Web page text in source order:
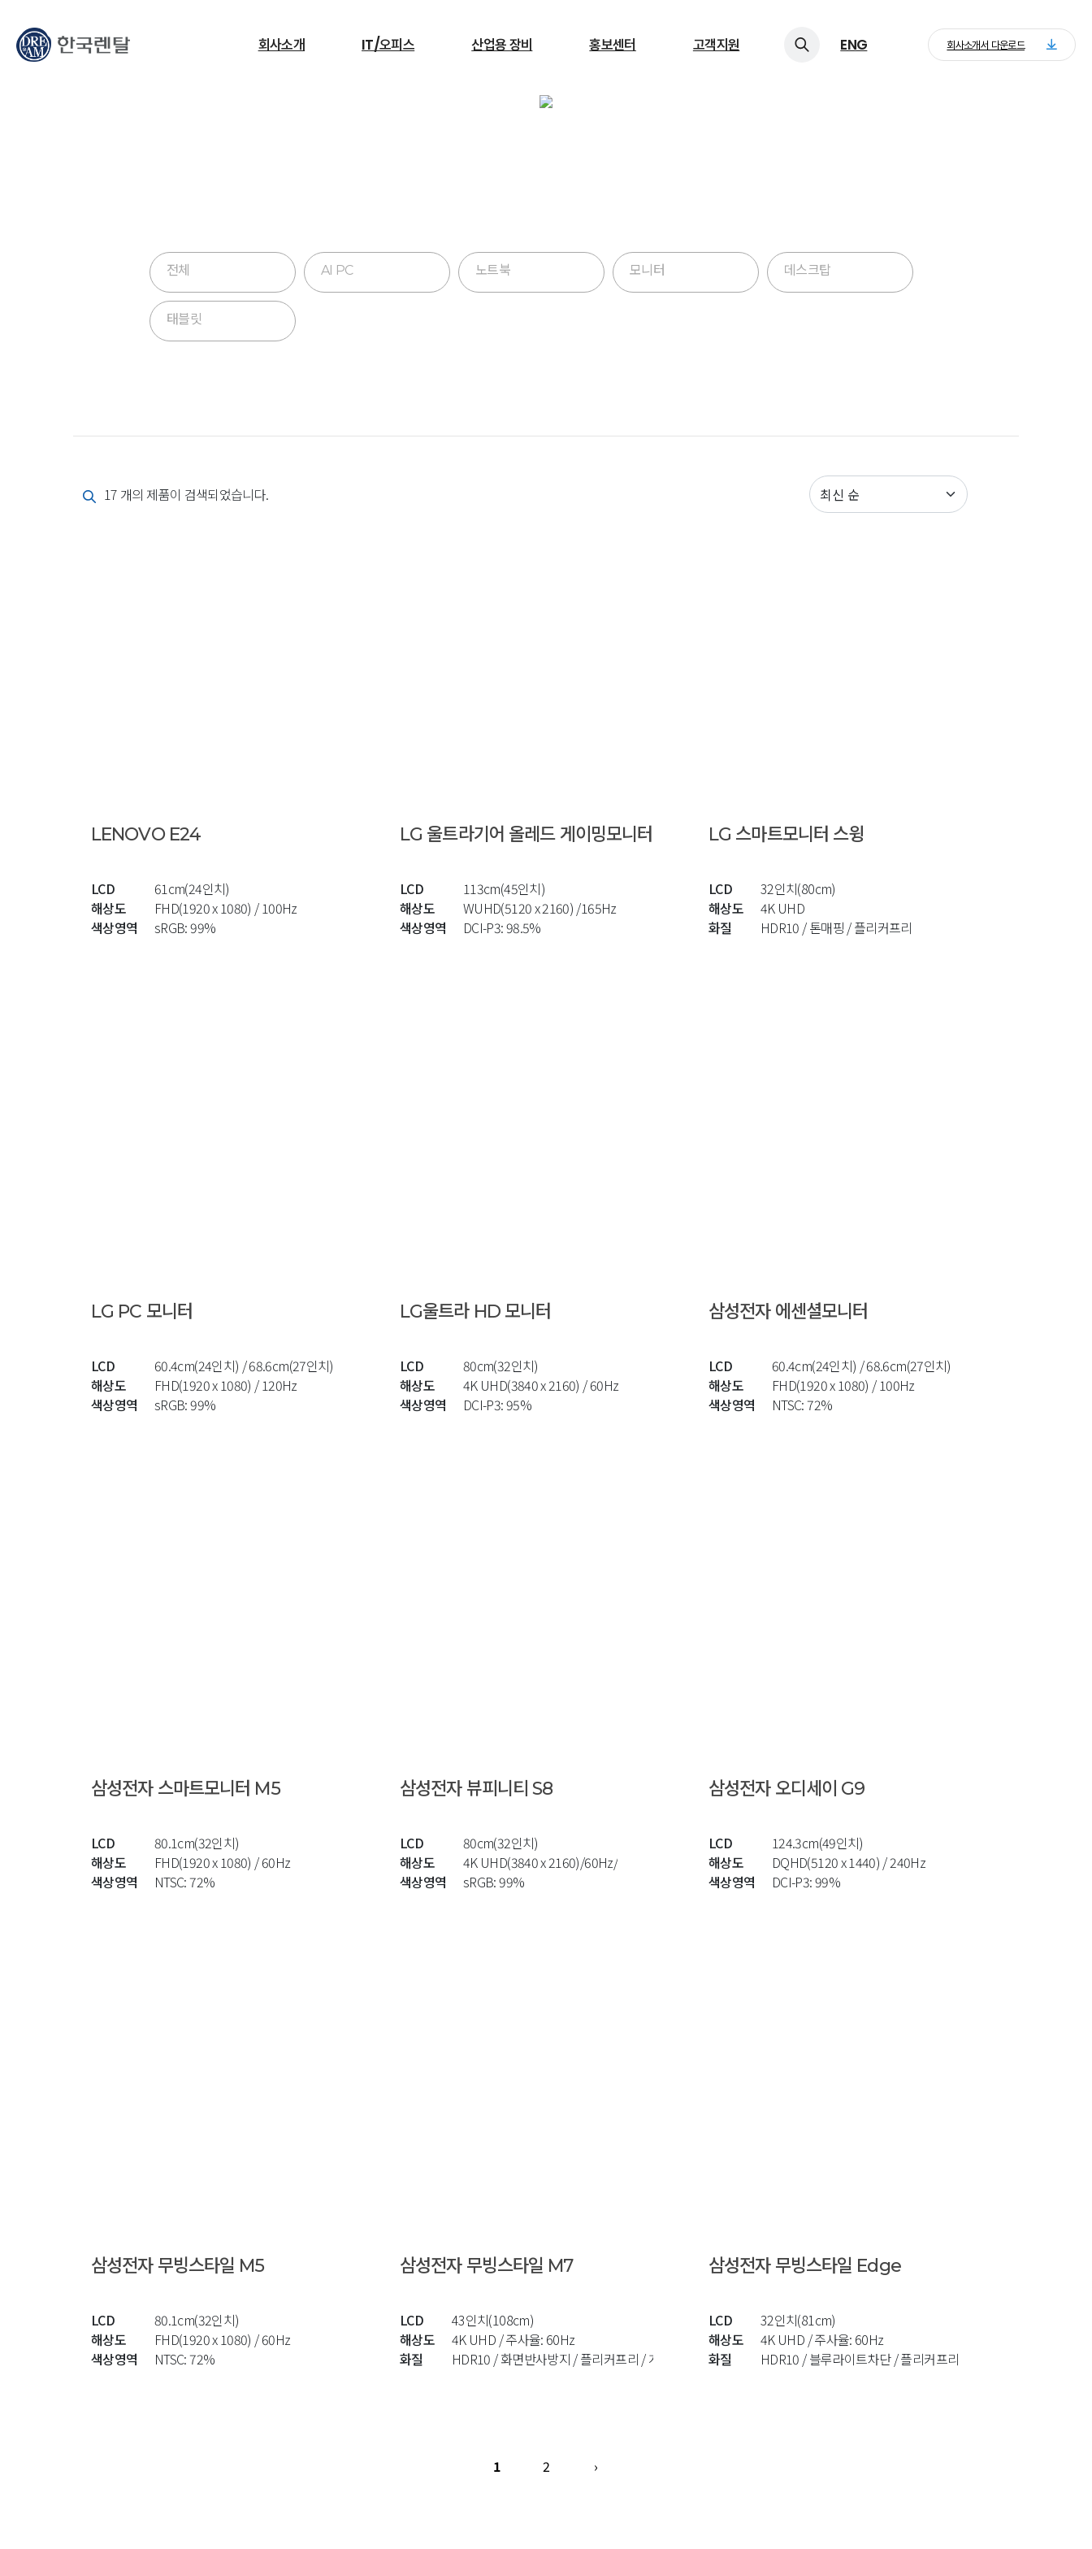
회사소개 IT/오피스 산업용 장비 홍보센터 고객지원 ENG
무엇을 찾고 계신가요? 회사소개서 다운로드
전체 AI PC 노트북 모니터 데스크탑
태블릿
17 개의 제품이 검색되었습니다.
LENOVO E24
LCD
61cm(24인치)
해상도
FHD(1920 x 1080) / 100Hz
색상영역
sRGB: 99%
LG 울트라기어 올레드 게이밍모니터
LCD
113cm(45인치)
해상도
WUHD(5120 x 2160) /165Hz
색상영역
DCI-P3: 98.5%
LG 스마트모니터 스윙
LCD
32인치(80cm)
해상도
4K UHD
화질
HDR10 / 톤매핑 / 플리커프리
LG PC 모니터
LCD
60.4cm(24인치) / 68.6cm(27인치)
해상도
FHD(1920 x 1080) / 120Hz
색상영역
sRGB: 99%
LG울트라 HD 모니터
LCD
80cm(32인치)
해상도
4K UHD(3840 x 2160) / 60Hz
색상영역
DCI-P3: 95%
삼성전자 에센셜모니터
LCD
60.4cm(24인치) / 68.6cm(27인치)
해상도
FHD(1920 x 1080) / 100Hz
색상영역
NTSC: 72%
삼성전자 스마트모니터 M5
LCD
80.1cm(32인치)
해상도
FHD(1920 x 1080) / 60Hz
색상영역
NTSC: 72%
삼성전자 뷰피니티 S8
LCD
80cm(32인치)
해상도
4K UHD(3840 x 2160)/60Hz/
색상영역
sRGB: 99%
삼성전자 오디세이 G9
LCD
124.3cm(49인치)
해상도
DQHD(5120 x 1440) / 240Hz
색상영역
DCI-P3: 99%
삼성전자 무빙스타일 M5
LCD
80.1cm(32인치)
해상도
FHD(1920 x 1080) / 60Hz
색상영역
NTSC: 72%
삼성전자 무빙스타일 M7
LCD
43인치(108cm)
해상도
4K UHD / 주사율: 60Hz
화질
HDR10 / 화면반사방지 / 플리커프리 / 게임모드
삼성전자 무빙스타일 Edge
LCD
32인치(81cm)
해상도
4K UHD / 주사율: 60Hz
화질
HDR10 / 블루라이트차단 / 플리커프리 / 게임모드
1 2 ›